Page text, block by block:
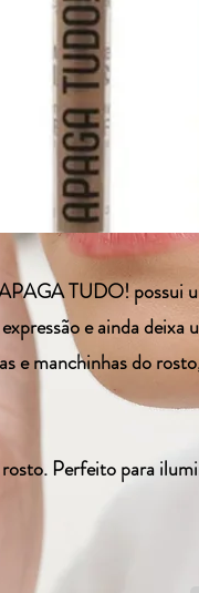
TUDO! possui
e ainda deixa
e manchinhas do
Perfeito para